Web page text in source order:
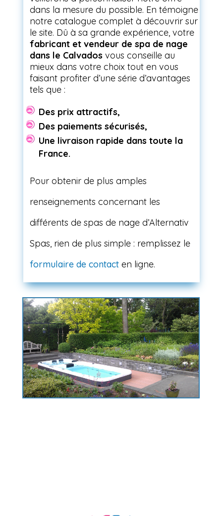
dans la mesure du possible. En témoigne
notre catalogue complet à découvrir sur
le site. Dû à sa grande expérience, votre
fabricant et vendeur de spa de nage
dans le Calvados vous conseille au
mieux dans votre choix tout en vous
faisant profiter d’une série d’avantages
tels que :
Des prix attractifs,
Des paiements sécurisés,
Une livraison rapide dans toute la
France.
Pour obtenir de plus amples
renseignements concernant les
différents de spas de nage d’Alternativ
Spas, rien de plus simple : remplissez le
formulaire de contacten ligne.